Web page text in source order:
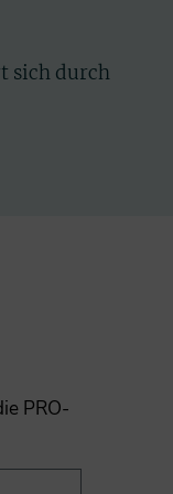
sich durch
PRO-